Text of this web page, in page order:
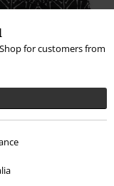
for customers from